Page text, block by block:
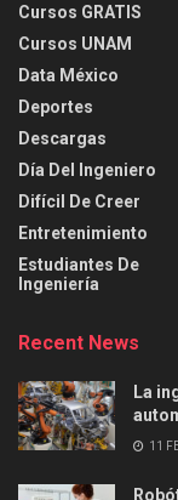
Cursos GRATIS
Cursos UNAM
Data México
Deportes
Descargas
Día Del Ingeniero
Difícil De Creer
Entretenimiento
Estudiantes De
Ingeniería
Recent News
La
11